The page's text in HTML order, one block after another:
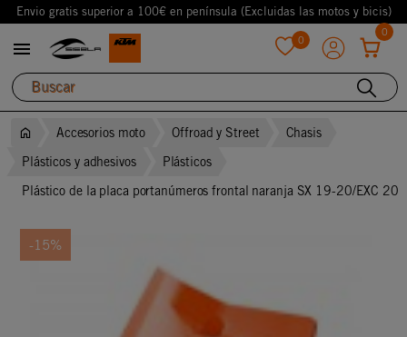
Envio gratis superior a 100€ en península (Excluidas las motos y bicis)
 0
0
Accesorios moto Offroad y Street
Chasis
Plásticos y adhesivos
Plásticos
Plástico de la placa portanúmeros frontal naranja SX 19-20/EXC 20
-15%